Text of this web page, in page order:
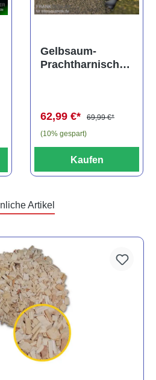
von 5 von 5 Sternen
Gelbsaum-
Prachtharnischw
62,99 €*
69,99 €*
(10% gespart)
Kaufen
Artikel